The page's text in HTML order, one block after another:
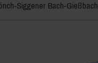
Siggener Bach-